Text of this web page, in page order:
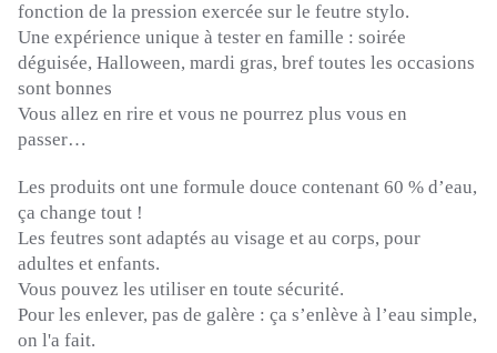
fonction de la pression exercée sur le feutre stylo.
Une expérience unique à tester en famille : soirée
déguisée, Halloween, mardi gras, bref toutes les occasions
sont bonnes
Vous allez en rire et vous ne pourrez plus vous en
passer…
Les produits ont une formule douce contenant 60 % d’eau,
ça change tout !
Les feutres sont adaptés au visage et au corps, pour
adultes et enfants.
Vous pouvez les utiliser en toute sécurité.
Pour les enlever, pas de galère : ça s’enlève à l’eau simple,
on l'a fait.